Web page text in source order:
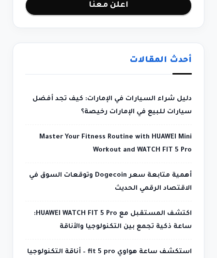
اعلن معنا
أحدث المقالات
دليل شراء السيارات في الإمارات: كيف تجد أفضل
سيارات للبيع في الإمارات رخيصة؟
Master Your Fitness Routine with HUAWEI Mini
Workout and WATCH FIT 5 Pro
أهمية متابعة سعر Dogecoin وتوقعات السوق في
الاقتصاد الرقمي الحديث
اكتشف المستقبل مع HUAWEI WATCH FIT 5 Pro:
ساعة ذكية تجمع بين التكنولوجيا والأناقة
استكشف ساعة هواوي fit 5 pro – أناقة التكنولوجيا